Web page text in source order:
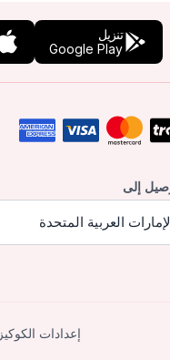
تنزيل
Google Play
إلى
العربية المتحدة
إعدادات الكوكيز